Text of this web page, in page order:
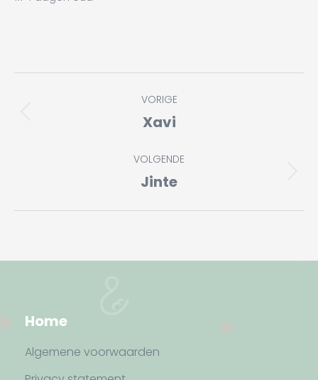
VORIGE
Vorig
Xavi
VOLGENDE
Volgend
Jinte
Home
Algemene voorwaarden